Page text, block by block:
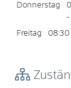
Donnerstag
-
Freitag
08:30